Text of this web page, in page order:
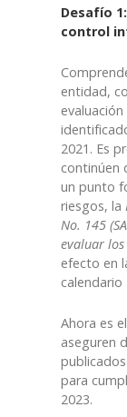
Desafío
control
entidad,
2021. Es
continúen
un punto
riesgos, la
No. 145
evaluar
efecto en
calendario
Ahora es
aseguren
para
2023.